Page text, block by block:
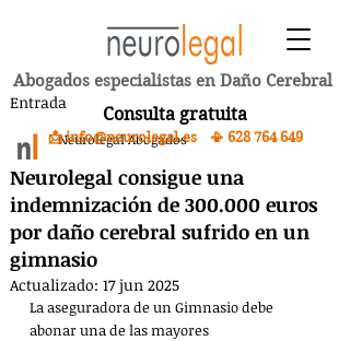
Abogados especialistas en Daño Cerebral
Consulta gratuita
📩 info@neurolegal.es 📳 628 764 649
Entrada
Neurolegal consigue una
indemnización de 300.000 euros
por daño cerebral sufrido en un
gimnasio
Neurolegal Abogados
Actualizado: 17 jun 2025
La aseguradora de un Gimnasio debe
abonar una de las mayores